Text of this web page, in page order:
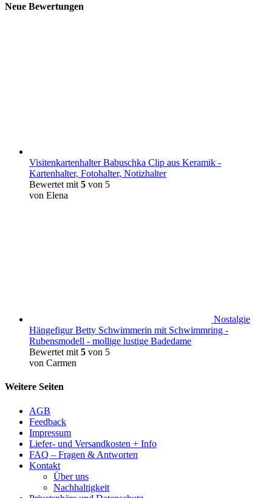
Neue Bewertungen
Visitenkartenhalter Babuschka Clip aus Keramik -
Kartenhalter, Fotohalter, Notizhalter
Bewertet mit 5 von 5
von Elena
Nostalgie
Hängefigur Betty Schwimmerin mit Schwimmring -
Rubensmodell - mollige lustige Badedame
Bewertet mit 5 von 5
von Carmen
Weitere Seiten
AGB
Feedback
Impressum
Liefer- und Versandkosten + Info
FAQ – Fragen & Antworten
Kontakt
Über uns
Nachhaltigkeit